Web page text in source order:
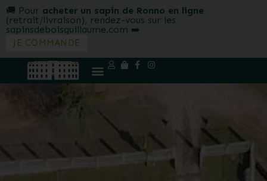
🚚 Pour acheter un sapin de Ronno en ligne
(retrait/livraison), rendez-vous sur les
sapinsdeboisguillaume.com ➡️
JE COMMANDE